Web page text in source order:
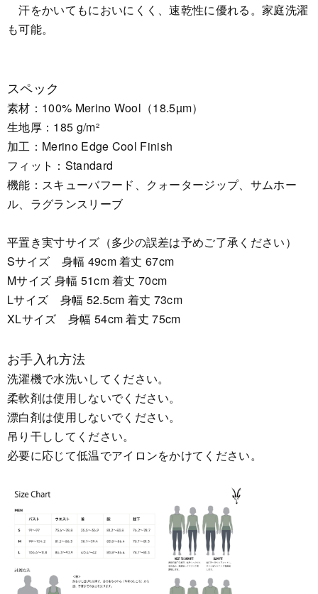
汗をかいてもにおいにくく、速乾性に優れる。家庭洗濯
も可能。
スペック
素材：100% Merino Wool（18.5µm）
生地厚：185 g/m²
加工：Merino Edge Cool Finish
フィット：Standard
機能：スキューバフード、クォータージップ、サムホー
ル、ラグランスリーブ
平置き実寸サイズ（多少の誤差は予めご了承ください）
Sサイズ 身幅 49cm 着丈 67cm
Mサイズ 身幅 51cm 着丈 70cm
Lサイズ 身幅 52.5cm 着丈 73cm
XLサイズ 身幅 54cm 着丈 75cm
お手入れ方法
洗濯機で水洗いしてください。
柔軟剤は使用しないでください。
漂白剤は使用しないでください。
吊り干ししてください。
必要に応じて低温でアイロンをかけてください。